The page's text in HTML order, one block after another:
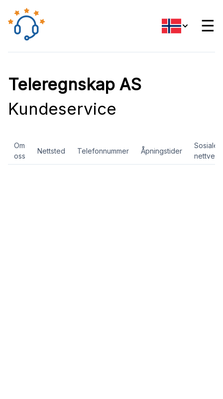
☰
Teleregnskap AS
Kundeservice
Om
oss
Nettsted Telefonnummer Åpningstider
Sosiale
nettverk